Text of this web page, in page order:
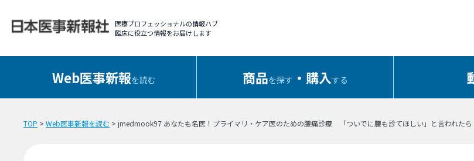
医療プロフェッショナルの情報ハブ
臨床に役立つ情報をお届けします
Web医事新報を読む 商品を探す ・購入する
TOP > Web医事新報を読む > jmedmook97 あなたも名医！プライマリ・ケア医のための腰痛診療 「ついでに腰も診てほしい」と言われたら